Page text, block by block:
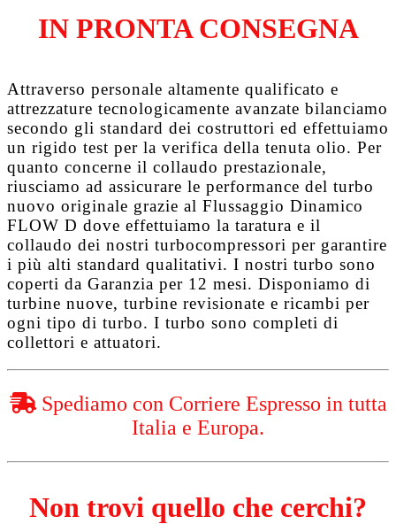
IN PRONTA CONSEGNA
Attraverso personale altamente qualificato e
attrezzature tecnologicamente avanzate bilanciamo
secondo gli standard dei costruttori ed effettuiamo
un rigido test per la verifica della tenuta olio. Per
quanto concerne il collaudo prestazionale,
riusciamo ad assicurare le performance del turbo
nuovo originale grazie al Flussaggio Dinamico
FLOW D dove effettuiamo la taratura e il
collaudo dei nostri turbocompressori per garantire
i più alti standard qualitativi. I nostri turbo sono
coperti da Garanzia per 12 mesi. Disponiamo di
turbine nuove, turbine revisionate e ricambi per
ogni tipo di turbo. I turbo sono completi di
collettori e attuatori.
Spediamo con Corriere Espresso in tutta
Italia e Europa.
Non trovi quello che cerchi?